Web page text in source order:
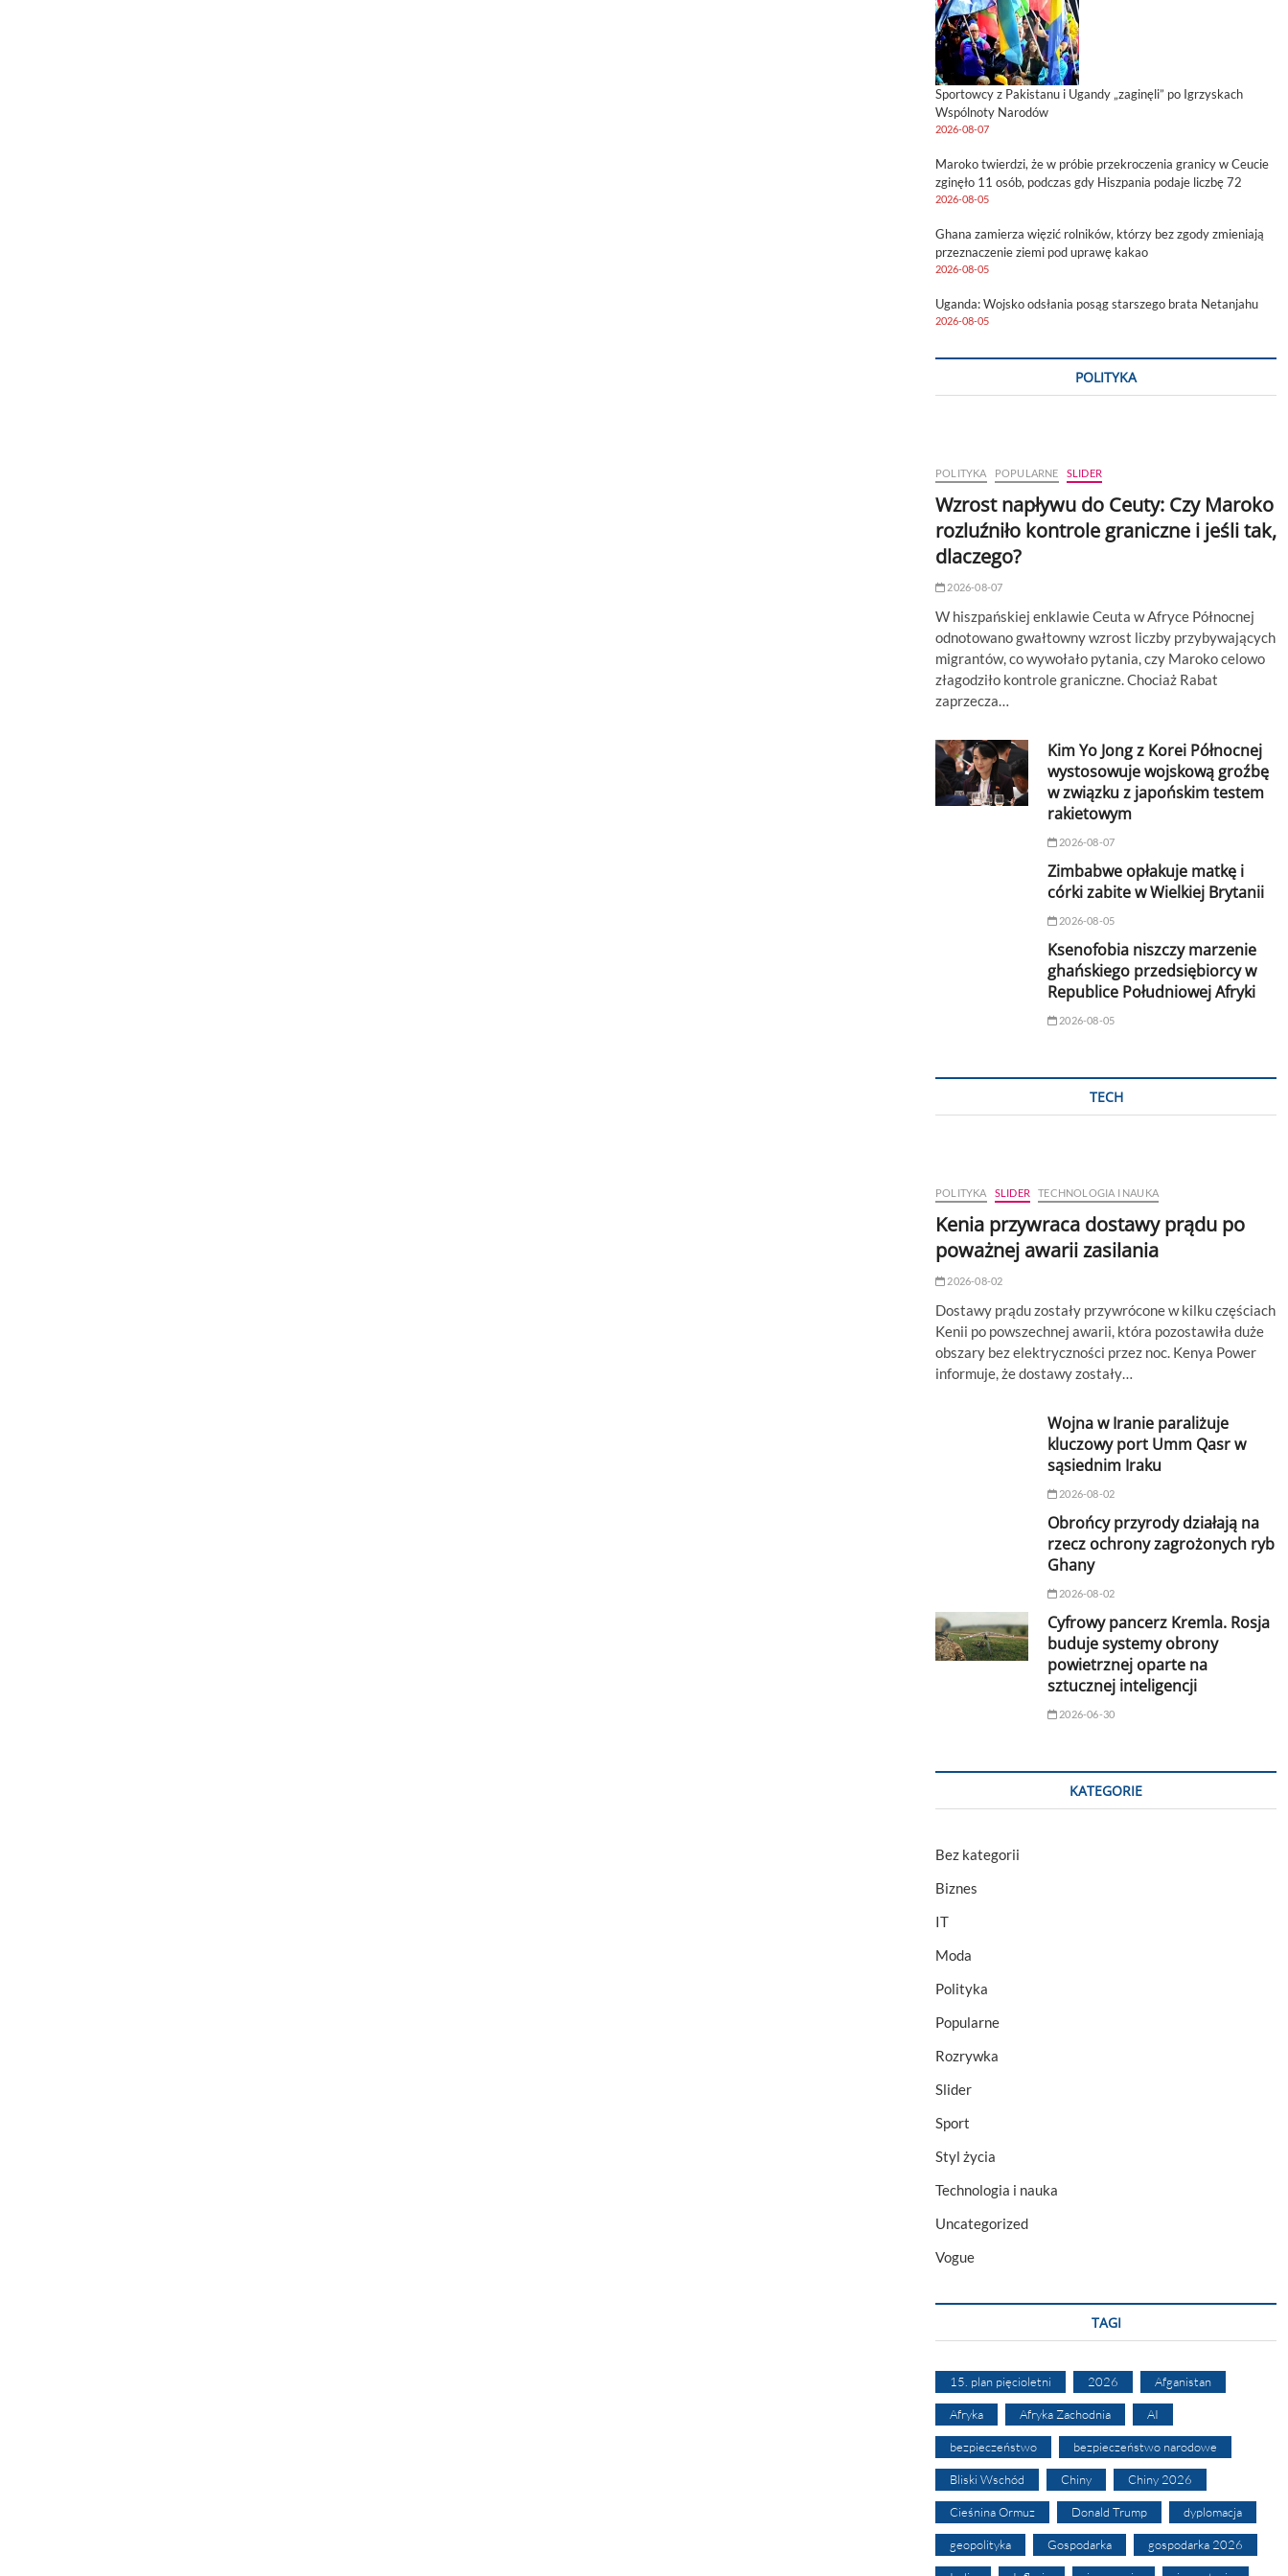
Sportowcy z Pakistanu i Ugandy „zaginęli” po Igrzyskach
Wspólnoty Narodów
2026-08-07
Maroko twierdzi, że w próbie przekroczenia granicy w Ceucie
zginęło 11 osób, podczas gdy Hiszpania podaje liczbę 72
2026-08-05
Ghana zamierza więzić rolników, którzy bez zgody zmieniają
przeznaczenie ziemi pod uprawę kakao
2026-08-05
Uganda: Wojsko odsłania posąg starszego brata Netanjahu
2026-08-05
POLITYKA
POLITYKA POPULARNE SLIDER
Wzrost napływu do Ceuty: Czy Maroko
rozluźniło kontrole graniczne i jeśli tak,
dlaczego?
2026-08-07
W hiszpańskiej enklawie Ceuta w Afryce Północnej
odnotowano gwałtowny wzrost liczby przybywających
migrantów, co wywołało pytania, czy Maroko celowo
złagodziło kontrole graniczne. Chociaż Rabat
zaprzecza…
Kim Yo Jong z Korei Północnej
wystosowuje wojskową groźbę
w związku z japońskim testem
rakietowym
2026-08-07
Zimbabwe opłakuje matkę i
córki zabite w Wielkiej Brytanii
2026-08-05
Ksenofobia niszczy marzenie
ghańskiego przedsiębiorcy w
Republice Południowej Afryki
2026-08-05
TECH
POLITYKA SLIDER TECHNOLOGIA I NAUKA
Kenia przywraca dostawy prądu po
poważnej awarii zasilania
2026-08-02
Dostawy prądu zostały przywrócone w kilku częściach
Kenii po powszechnej awarii, która pozostawiła duże
obszary bez elektryczności przez noc. Kenya Power
informuje, że dostawy zostały…
Wojna w Iranie paraliżuje
kluczowy port Umm Qasr w
sąsiednim Iraku
2026-08-02
Obrońcy przyrody działają na
rzecz ochrony zagrożonych ryb
Ghany
2026-08-02
Cyfrowy pancerz Kremla. Rosja
buduje systemy obrony
powietrznej oparte na
sztucznej inteligencji
2026-06-30
KATEGORIE
Bez kategorii
Biznes
IT
Moda
Polityka
Popularne
Rozrywka
Slider
Sport
Styl życia
Technologia i nauka
Uncategorized
Vogue
TAGI
15. plan pięcioletni 2026 Afganistan
Afryka Afryka Zachodnia AI
bezpieczeństwo bezpieczeństwo narodowe
Bliski Wschód Chiny Chiny 2026
Cieśnina Ormuz Donald Trump dyplomacja
geopolityka Gospodarka gospodarka 2026